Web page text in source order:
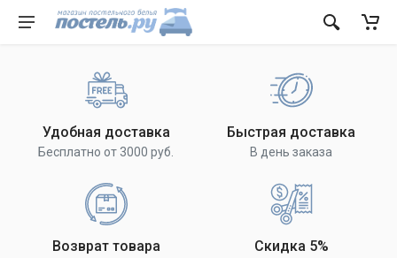
Удобная доставка
Бесплатно от 3000 руб.
Быстрая доставка
В день заказа
Возврат товара Скидка 5%